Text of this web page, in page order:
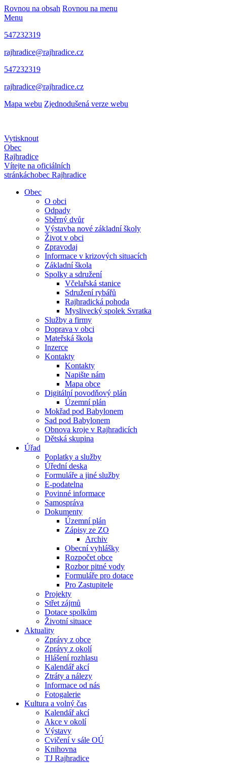
Rovnou na obsah Rovnou na menu
Menu
547232319
rajhradice@rajhradice.cz
547232319
rajhradice@rajhradice.cz
Mapa webu Zjednodušená verze webu
Vytisknout
Obec
Rajhradice
Vítejte na oficiálních
stránkáchobec Rajhradice
Obec
O obci
Odpady
Sběrný dvůr
Výstavba nové základní školy
Život v obci
Zpravodaj
Informace v krizových situacích
Základní škola
Spolky a sdružení
Včelařská stanice
Sdružení rybářů
Rajhradická pohoda
Myslivecký spolek Svratka
Služby a firmy
Doprava v obci
Mateřská škola
Inzerce
Kontakty
Kontakty
Napište nám
Mapa obce
Digitální povodňový plán
Územní plán
Mokřad pod Babylonem
Sad pod Babylonem
Obnova kroje v Rajhradicích
Dětská skupina
Úřad
Poplatky a služby
Úřední deska
Formuláře a jiné služby
E-podatelna
Povinné informace
Samospráva
Dokumenty
Územní plán
Zápisy ze ZO
Archiv
Obecní vyhlášky
Rozpočet obce
Rozbor pitné vody
Formuláře pro dotace
Pro Zastupitele
Projekty
Střet zájmů
Dotace spolkům
Životní situace
Aktuality
Zprávy z obce
Zprávy z okolí
Hlášení rozhlasu
Kalendář akcí
Ztráty a nálezy
Informace od nás
Fotogalerie
Kultura a volný čas
Kalendář akcí
Akce v okolí
Výstavy
Cvičení v sále OÚ
Knihovna
TJ Rajhradice